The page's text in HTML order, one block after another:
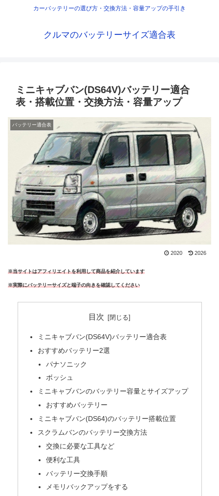
カーバッテリーの選び方・交換方法・容量アップの手引き
クルマのバッテリーサイズ適合表
ミニキャブバン(DS64V)バッテリー適合
表・搭載位置・交換方法・容量アップ
バッテリー適合表
2020 2026
※当サイトはアフィリエイトを利用して商品を紹介しています
※実際にバッテリーサイズと端子の向きを確認してください
目次
ミニキャブバン(DS64V)バッテリー適合表
おすすめバッテリー2選
パナソニック
ボッシュ
ミニキャブバンのバッテリー容量とサイズアップ
おすすめバッテリー
ミニキャブバン(DS64)のバッテリー搭載位置
スクラムバンのバッテリー交換方法
交換に必要な工具など
便利な工具
バッテリー交換手順
メモリバックアップをする